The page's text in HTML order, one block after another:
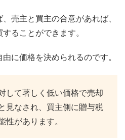
売主と買主の合意があれば、
ることができます。
に価格を決められるのです。
して著しく低い価格で売却
見なされ、買主側に贈与税
性があります。